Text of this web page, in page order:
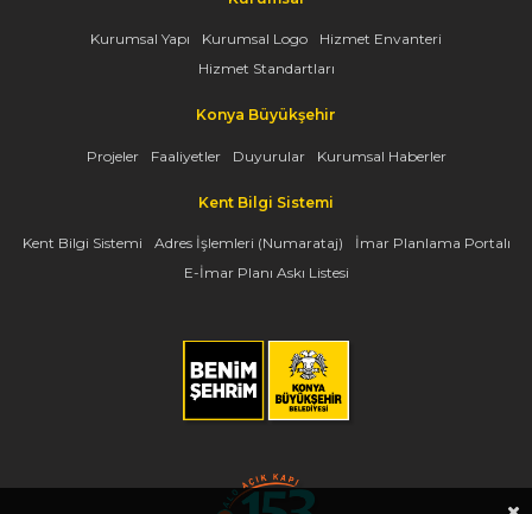
Kurumsal Yapı Kurumsal Logo
Hizmet Envanteri
Hizmet Standartları
Konya Büyükşehir
Projeler Faaliyetler Duyurular Kurumsal Haberler
Kent Bilgi Sistemi
Kent Bilgi Sistemi Adres İşlemleri (Numarataj)
İmar Planlama Portalı
E-İmar Planı Askı Listesi